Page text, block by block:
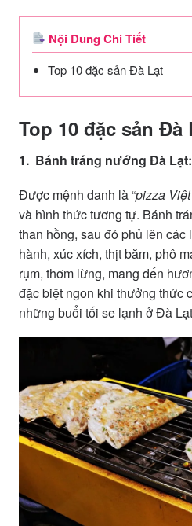
Nội Dung Chi Tiết
Top 10 đặc sản Đà Lạt
Top 10 đặc sản Đà
1. Bánh tráng nướng Đà Lạt:
Được mệnh danh là “pizza
và hình thức tương tự. Bánh
than hồng, sau đó phủ lên các
hành, xúc xích, thịt băm, phô
rụm, thơm lừng, mang đến
đặc biệt ngon khi thưởng thức
những buổi tối se lạnh ở Đà